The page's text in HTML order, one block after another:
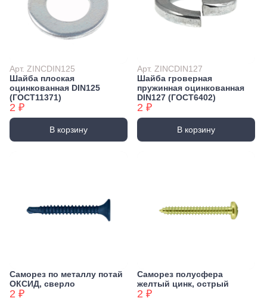
Арт. ZINCDIN125
Шайба плоская
оцинкованная DIN125
(ГОСТ11371)
2 ₽
В корзину
Арт. ZINCDIN127
Шайба гроверная
пружинная оцинкованная
DIN127 (ГОСТ6402)
2 ₽
В корзину
Саморез по металлу потай
ОКСИД, сверло
2 ₽
Саморез полусфера
желтый цинк, острый
2 ₽